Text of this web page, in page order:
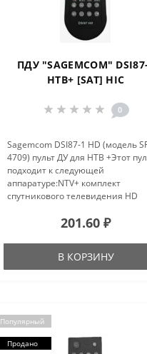
ПДУ "SAGEMCOM"
НТВ+ [SAT] HIC
0
Sagemcom DSI87-1 HD (модель
4709) пульт ДУ для НТВ +Этот
подходит к следующей
аппаратуре:NTV+ комплект
спутникового телевидения HD
спутникового телевидения HD
спутникового телевидения HD ..
201.60 ₽
В КОРЗИНУ
Популярный
Продано